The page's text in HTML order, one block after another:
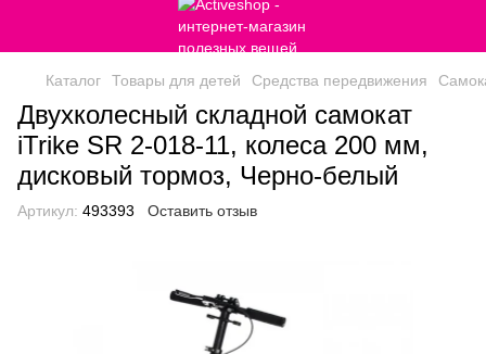
Каталог Товары для детей Средства передвижения
Двухколесный складной самокат
iTrike SR 2-018-11, колеса 200 мм,
дисковый тормоз, Черно-белый
Артикул: 493393 Оставить отзыв